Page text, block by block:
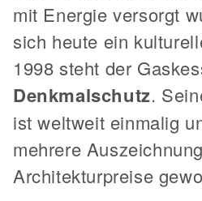
mit Energie versorgt
sich heute ein
1998 steht der
Denkmalschutz.
ist weltweit einmalig
mehrere
Architekturpreise